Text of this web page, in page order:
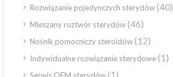
Rozwiązanie pojedynczych sterydów(40)
Mieszany roztwór sterydów(46)
Nośnik pomocniczy steroidów(12)
Indywidualne rozwiązanie sterydowe(1)
Serwis OEM sterydów(1)